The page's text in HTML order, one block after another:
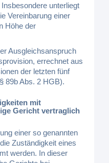
unterliegt
Vereinbarung einer
Höhe der
Ausgleichsanspruch
errechnet aus
der letzten fünf
89b Abs. 2 HGB).
mit
Gericht vertraglich
einer so genannten
Zuständigkeit eines
werden. In dieser